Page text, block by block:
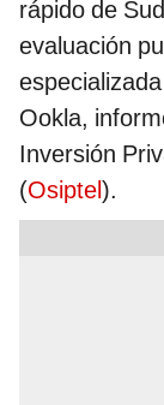
rápido de
evaluación
Ookla,
Inversión
(Osiptel).